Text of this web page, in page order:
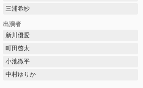
三浦希紗
出演者
新川優愛
町田啓太
小池徹平
中村ゆりか